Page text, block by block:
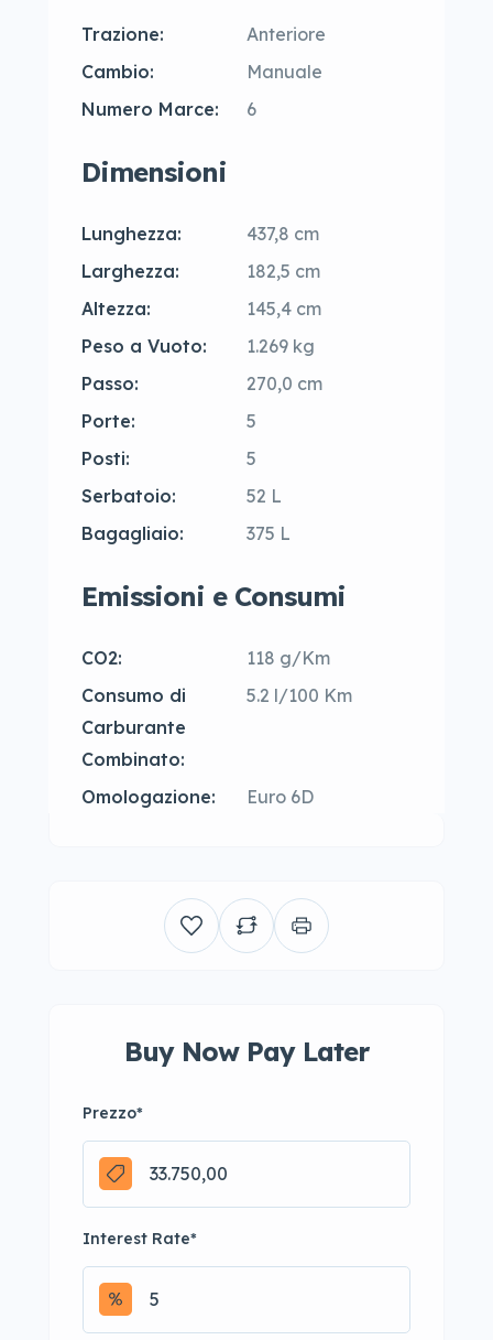
Trazione:
Anteriore
Cambio:
Manuale
Numero Marce:
6
Dimensioni
Lunghezza:
437,8 cm
Larghezza:
182,5 cm
Altezza:
145,4 cm
Peso a Vuoto:
1.269 kg
Passo:
270,0 cm
Porte:
5
Posti:
5
Serbatoio:
52 L
Bagagliaio:
375 L
Emissioni e Consumi
CO2:
118 g/Km
Consumo di
Carburante
Combinato:
5.2 l/100 Km
Omologazione: Euro 6D
Buy Now Pay Later
Prezzo*
Interest Rate*